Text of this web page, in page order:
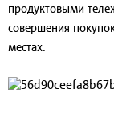
продуктовыми
совершения
местах.